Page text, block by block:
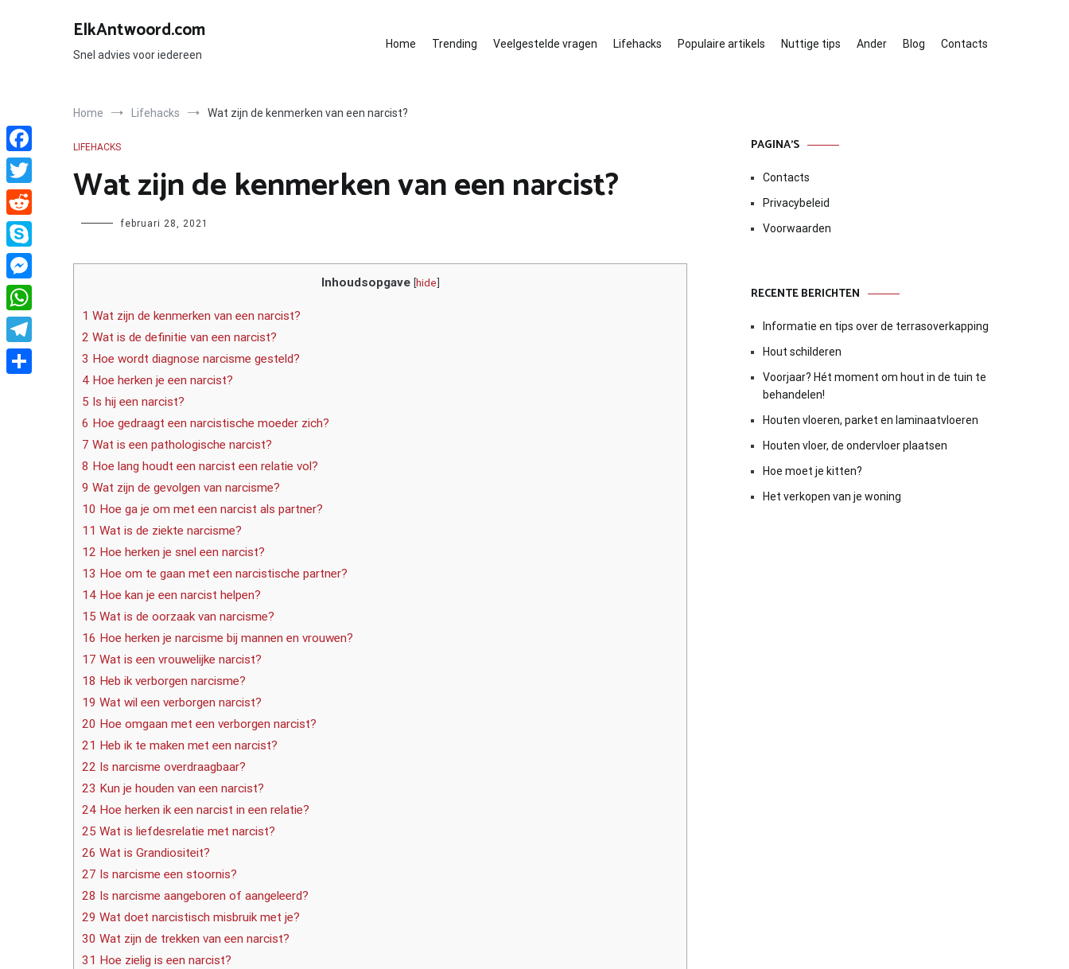
ElkAntwoord.com
Snel advies voor iedereen
Home Trending Veelgestelde vragen Lifehacks Populaire artikels Nuttige tips Ander Blog Contacts
Home Lifehacks Wat zijn de kenmerken van een narcist?
LIFEHACKS
Wat zijn de kenmerken van een narcist?
Author februari 28, 2021
Inhoudsopgave [hide]
1 Wat zijn de kenmerken van een narcist?
2 Wat is de definitie van een narcist?
3 Hoe wordt diagnose narcisme gesteld?
4 Hoe herken je een narcist?
5 Is hij een narcist?
6 Hoe gedraagt een narcistische moeder zich?
7 Wat is een pathologische narcist?
8 Hoe lang houdt een narcist een relatie vol?
9 Wat zijn de gevolgen van narcisme?
10 Hoe ga je om met een narcist als partner?
11 Wat is de ziekte narcisme?
12 Hoe herken je snel een narcist?
13 Hoe om te gaan met een narcistische partner?
14 Hoe kan je een narcist helpen?
15 Wat is de oorzaak van narcisme?
16 Hoe herken je narcisme bij mannen en vrouwen?
17 Wat is een vrouwelijke narcist?
18 Heb ik verborgen narcisme?
19 Wat wil een verborgen narcist?
20 Hoe omgaan met een verborgen narcist?
21 Heb ik te maken met een narcist?
22 Is narcisme overdraagbaar?
23 Kun je houden van een narcist?
24 Hoe herken ik een narcist in een relatie?
25 Wat is liefdesrelatie met narcist?
26 Wat is Grandiositeit?
27 Is narcisme een stoornis?
28 Is narcisme aangeboren of aangeleerd?
29 Wat doet narcistisch misbruik met je?
30 Wat zijn de trekken van een narcist?
31 Hoe zielig is een narcist?
PAGINA’S
Contacts
Privacybeleid
Voorwaarden
RECENTE BERICHTEN
Informatie en tips over de terrasoverkapping
Hout schilderen
Voorjaar? Hét moment om hout in de tuin te
behandelen!
Houten vloeren, parket en laminaatvloeren
Houten vloer, de ondervloer plaatsen
Hoe moet je kitten?
Het verkopen van je woning
Facebook
Twitter
Reddit
Skype
Messenger
WhatsApp
Telegram